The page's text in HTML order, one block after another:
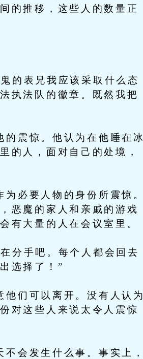
的推移，这些人的数量正
的表兄我应该采取什么态
执法队的徽章。既然我把
震惊。他认为在他睡在冰
的人，面对自己的处境，
必要人物的身份所震惊。
恶魔的家人和亲戚的游戏
有大量的人在会议室里。
分手吧。每个人都会回去
选择了！”
们可以离开。没有人认为
对这些人来说太令人震惊
会发生什么事。事实上，